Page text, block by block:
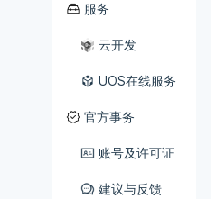
服务
云开发
UOS在线服务
官方事务
账号及许可证
建议与反馈